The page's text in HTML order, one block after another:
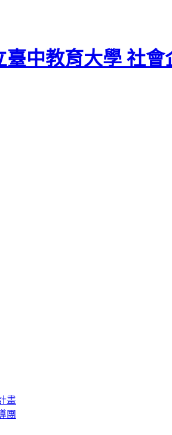
臺中教育大學 社會
畫
團